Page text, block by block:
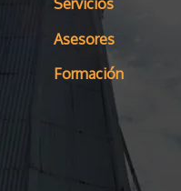
Servicios
Asesores
Formación